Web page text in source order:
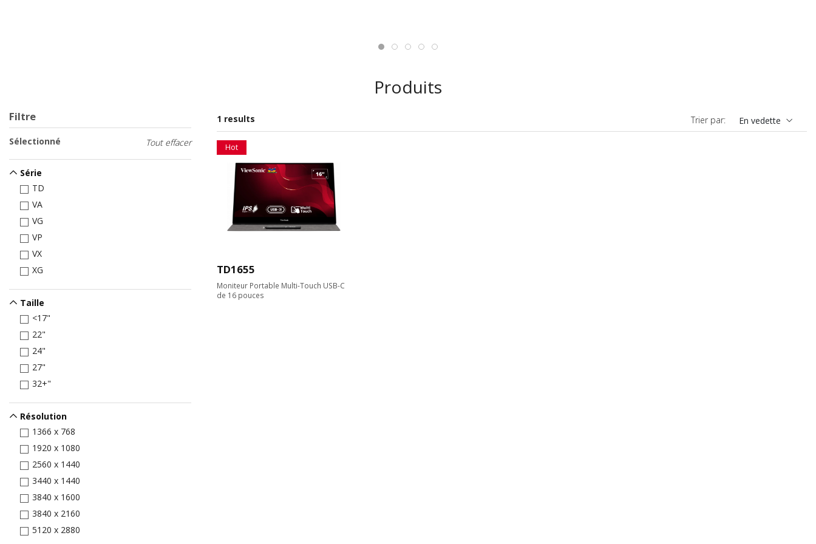
Produits
Filtre
Tout effacer
Sélectionné
Série
TD
VA
VG
VP
VX
XG
Taille
<17"
22"
24"
27"
32+"
Résolution
1366 x 768
1920 x 1080
2560 x 1440
3440 x 1440
3840 x 1600
3840 x 2160
5120 x 2880
1 results Trier par: En vedette
Hot
TD1655
Moniteur Portable Multi-Touch USB-C
de 16 pouces